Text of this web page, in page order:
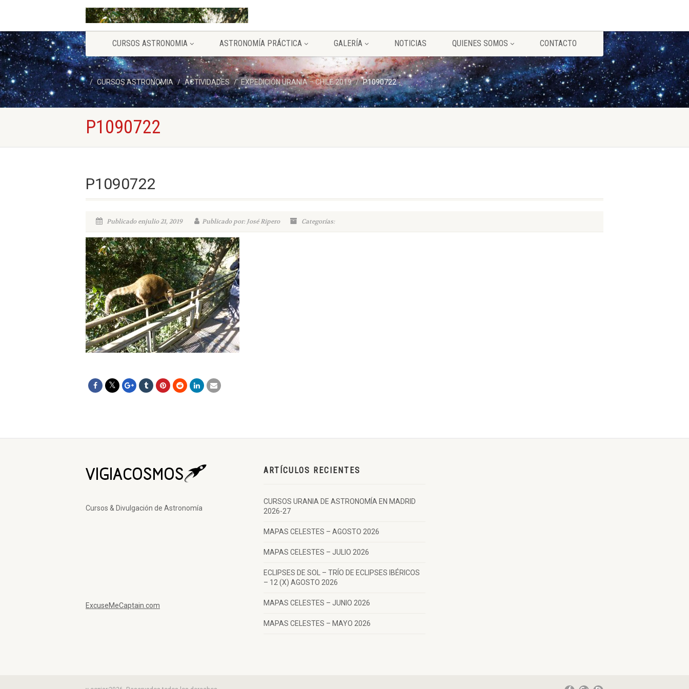
CURSOS ASTRONOMIA ASTRONOMÍA PRÁCTICA GALERÍA NOTICIAS QUIENES SOMOS CONTACTO
CURSOS ASTRONOMIA ACTIVIDADES EXPEDICIÓN URANIA – CHILE 2019 P1090722
P1090722
P1090722
Publicado enjulio 21, 2019 Publicado por: José Ripero Categorías:
Cursos & Divulgación de Astronomía
ExcuseMeCaptain.com
ARTÍCULOS RECIENTES
CURSOS URANIA DE ASTRONOMÍA EN MADRID
2026-27
MAPAS CELESTES – AGOSTO 2026
MAPAS CELESTES – JULIO 2026
ECLIPSES DE SOL – TRÍO DE ECLIPSES IBÉRICOS
– 12 (X) AGOSTO 2026
MAPAS CELESTES – JUNIO 2026
MAPAS CELESTES – MAYO 2026